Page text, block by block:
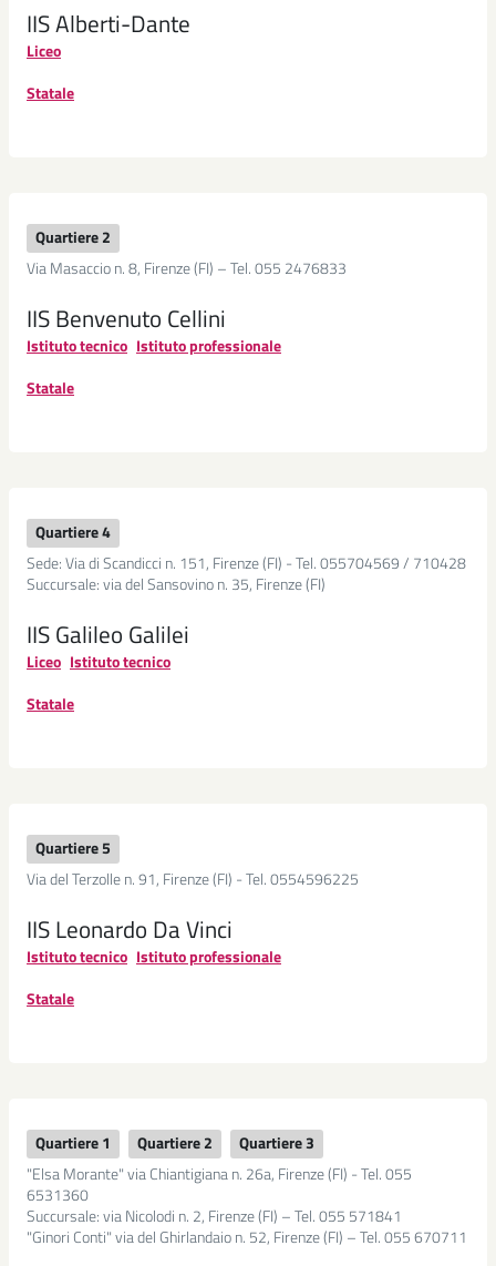
Ragazzi
per
Elenco
sitter
Luoghi
d'incontro
per
Seguici
su
Seguici
su
LinkedIn
Seguici
su
Seguici
su
Telegram
Seguici
IIS Alberti-Dante
Liceo
Statale
Quartiere 2
Via Masaccio n. 8, Firenze (FI) – Tel. 055 2476833
IIS Benvenuto Cellini
Istituto tecnico Istituto professionale
Statale
Quartiere 4
Sede: Via di Scandicci n. 151, Firenze (FI) - Tel. 055704569 / 710428
Succursale: via del Sansovino n. 35, Firenze (FI)
IIS Galileo Galilei
Liceo Istituto tecnico
Statale
Quartiere 5
Via del Terzolle n. 91, Firenze (FI) - Tel. 0554596225
IIS Leonardo Da Vinci
Istituto tecnico Istituto professionale
Statale
Quartiere 1 Quartiere 2
Quartiere 3
"Elsa Morante" via Chiantigiana n. 26a, Firenze (FI) - Tel. 055
6531360
Succursale: via Nicolodi n. 2, Firenze (FI) – Tel. 055 571841
"Ginori Conti" via del Ghirlandaio n. 52, Firenze (FI) – Tel. 055 670711